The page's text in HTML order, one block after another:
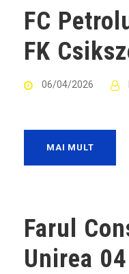
FC
FK
06/04/2026
MAI MULT
Farul
Unirea